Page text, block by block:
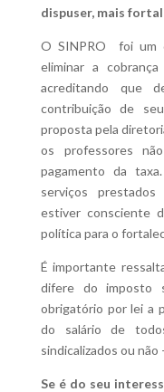
dispuser, mais
O SINPRO foi um
eliminar a
acreditando que
contribuição de
proposta pela
os professores
pagamento da
serviços
estiver consciente
política para o
É importante
difere do imposto
obrigatório por lei a
do salário de
sindicalizados ou
Se é do seu